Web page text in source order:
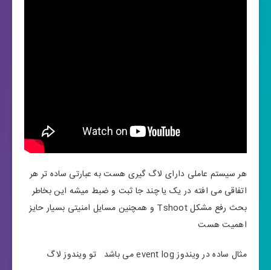
هر سیستم عاملی دارای لاگ گیری هست به عبارتی ساده تر هر
اتفاقی می افته در یک یا چند جا ثبت و ضبط میشه این بخاطر
بحث رفع مشکل Tshoot و همچنین مسایل امنیتی بسیار حایز
اهمیت هست
مثال ساده در ویندوز event log می باشد تو ویندوز لاگ